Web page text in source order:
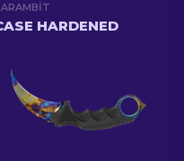
HARDENED